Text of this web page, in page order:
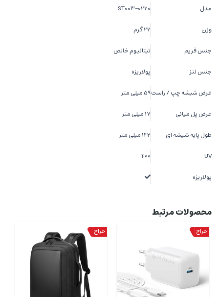
مدل ST003-0220
وزن 22 گرم
جنس فریم تیتانیوم خالص
جنس لنز پولاریزه
عرض شیشه چپ / راست59 میلی متر
عرض پل میانی 17 میلی متر
طول پایه شیشه ای 142 میلی متر
UV
400
پولاریزه
محصولات مرتبط